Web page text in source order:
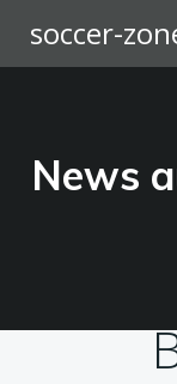
soccer-